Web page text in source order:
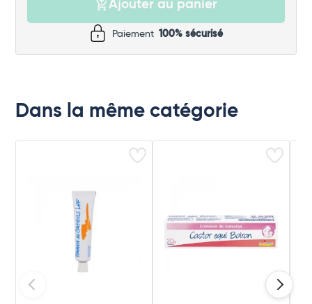
Ajouter au panier
Paiement 100% sécurisé
Dans la même catégorie